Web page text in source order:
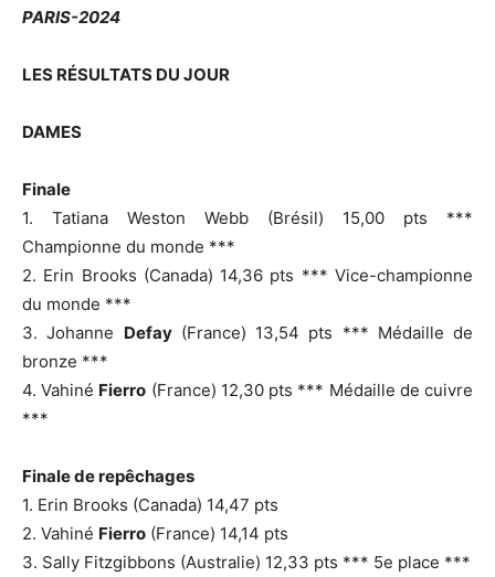
PARIS-2024
LES RÉSULTATS DU JOUR
DAMES
Finale
1. Tatiana Weston Webb (Brésil) 15,00 pts ***
Championne du monde ***
2. Erin Brooks (Canada) 14,36 pts *** Vice-championne
du monde ***
3. Johanne Defay(France) 13,54 pts *** Médaille de
bronze ***
4. Vahiné Fierro (France) 12,30 pts *** Médaille de cuivre
***
Finale de repêchages
1. Erin Brooks (Canada) 14,47 pts
2. Vahiné Fierro (France) 14,14 pts
3. Sally Fitzgibbons (Australie) 12,33 pts *** 5e place ***